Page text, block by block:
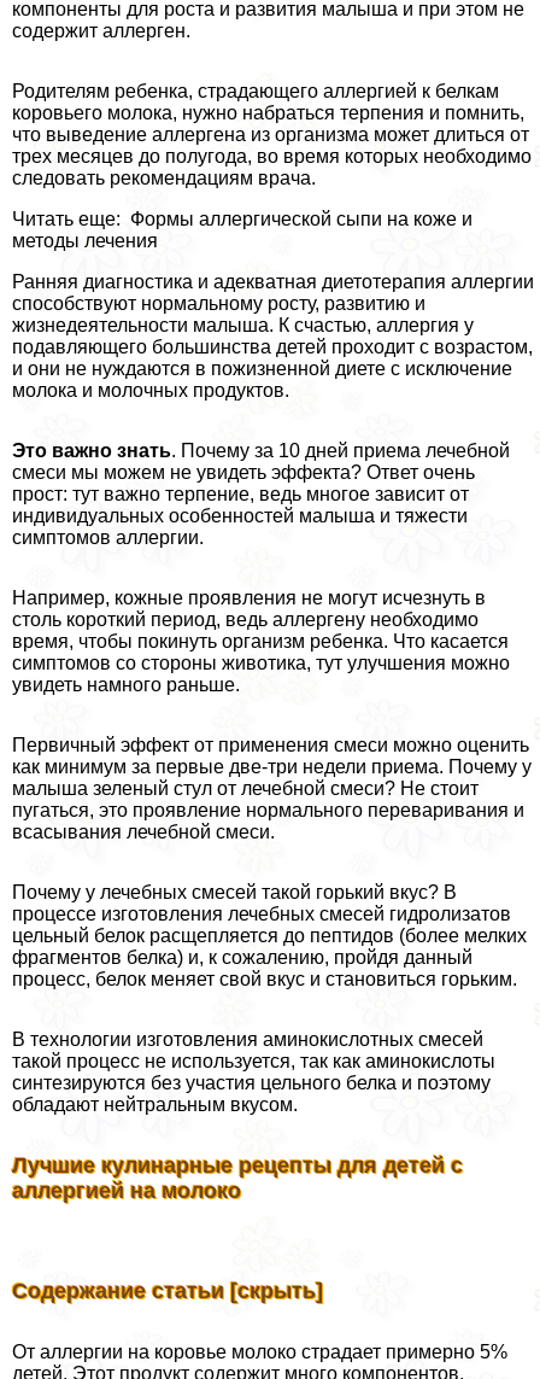
компоненты для роста и развития малыша и при этом не
содержит аллерген.
Родителям ребенка, страдающего аллергией к белкам
коровьего молока, нужно набраться терпения и помнить,
что выведение аллергена из организма может длиться от
трех месяцев до полугода, во время которых необходимо
следовать рекомендациям врача.
Читать еще: Формы аллергической сыпи на коже и
методы лечения
Ранняя диагностика и адекватная диетотерапия аллергии
способствуют нормальному росту, развитию и
жизнедеятельности малыша. К счастью, аллергия у
подавляющего большинства детей проходит с возрастом,
и они не нуждаются в пожизненной диете с исключение
молока и молочных продуктов.
Это важно знать. Почему за 10 дней приема лечебной
смеси мы можем не увидеть эффекта? Ответ очень
прост: тут важно терпение, ведь многое зависит от
индивидуальных особенностей малыша и тяжести
симптомов аллергии.
Например, кожные проявления не могут исчезнуть в
столь короткий период, ведь аллергену необходимо
время, чтобы покинуть организм ребенка. Что касается
симптомов со стороны животика, тут улучшения можно
увидеть намного раньше.
Первичный эффект от применения смеси можно оценить
как минимум за первые две-три недели приема. Почему у
малыша зеленый стул от лечебной смеси? Не стоит
пугаться, это проявление нормального переваривания и
всасывания лечебной смеси.
Почему у лечебных смесей такой горький вкус? В
процессе изготовления лечебных смесей гидролизатов
цельный белок расщепляется до пептидов (более мелких
фрагментов белка) и, к сожалению, пройдя данный
процесс, белок меняет свой вкус и становиться горьким.
В технологии изготовления аминокислотных смесей
такой процесс не используется, так как аминокислоты
синтезируются без участия цельного белка и поэтому
обладают нейтральным вкусом.
Лучшие кулинарные рецепты для детей с
аллергией на молоко
Содержание статьи [скрыть]
От аллергии на коровье молоко страдает примерно 5%
детей. Этот продукт содержит много компонентов,